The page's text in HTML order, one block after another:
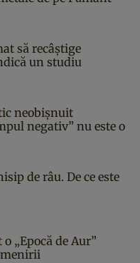
să recâștige
un studiu
neobișnuit
negativ” nu este o
de râu. De ce este
„Epocă de Aur”